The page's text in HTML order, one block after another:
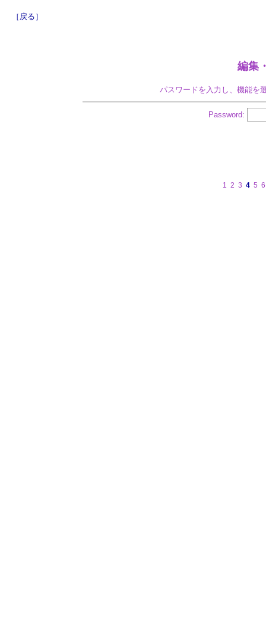
［戻る］
編集
パスワードを入力し、機能を
Password:
1 2 3 4 5 6